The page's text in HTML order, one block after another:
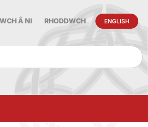
Â NI RHODDWCH ENGLISH